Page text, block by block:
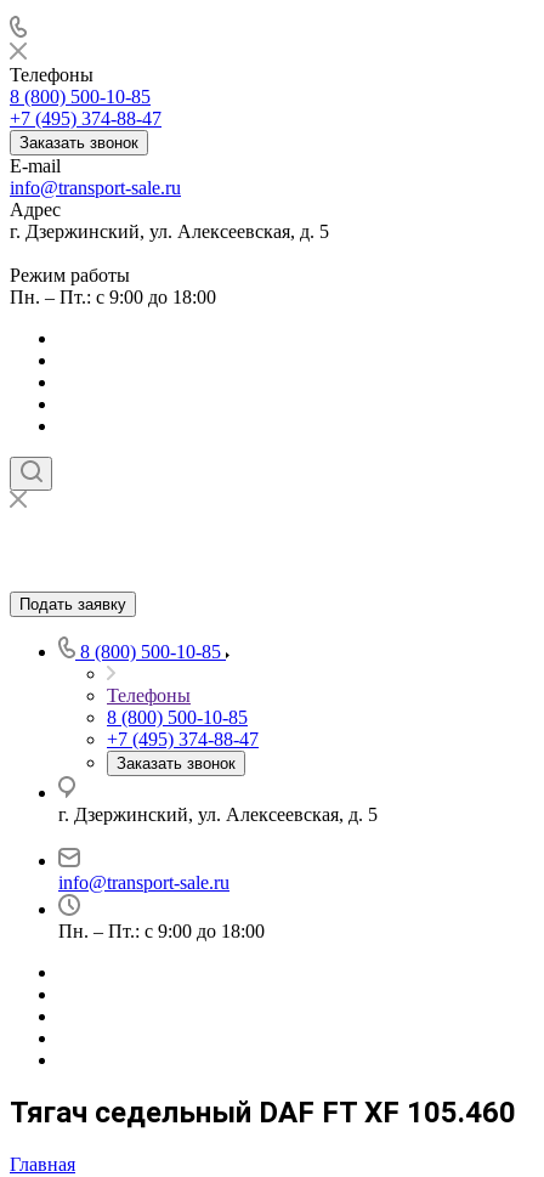
Телефоны
8 (800) 500-10-85
+7 (495) 374-88-47
Заказать звонок
E-mail
info@transport-sale.ru
Адрес
г. Дзержинский, ул. Алексеевская, д. 5
Режим работы
Пн. – Пт.: с 9:00 до 18:00
Подать заявку
8 (800) 500-10-85
Телефоны
8 (800) 500-10-85
+7 (495) 374-88-47
Заказать звонок
г. Дзержинский, ул. Алексеевская, д. 5
info@transport-sale.ru
Пн. – Пт.: с 9:00 до 18:00
Тягач седельный DAF FT XF 105.460
Главная